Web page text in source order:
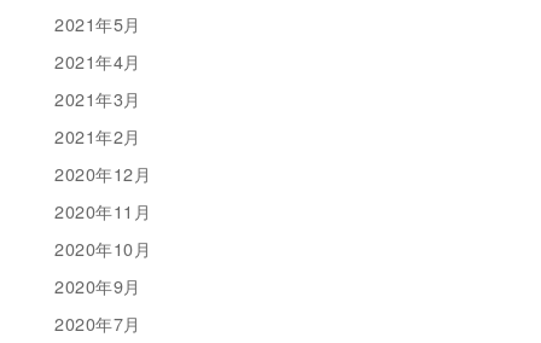
2021年5月
2021年4月
2021年3月
2021年2月
2020年12月
2020年11月
2020年10月
2020年9月
2020年7月